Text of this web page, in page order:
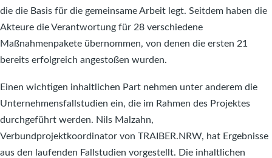
die die Basis für die gemeinsame Arbeit legt. Seitdem haben die
Akteure die Verantwortung für 28 verschiedene
Maßnahmenpakete übernommen, von denen die ersten 21
bereits erfolgreich angestoßen wurden.
Einen wichtigen inhaltlichen Part nehmen unter anderem die
Unternehmensfallstudien ein, die im Rahmen des Projektes
durchgeführt werden. Nils Malzahn,
Verbundprojektkoordinator von TRAIBER.NRW, hat Ergebnisse
aus den laufenden Fallstudien vorgestellt. Die inhaltlichen